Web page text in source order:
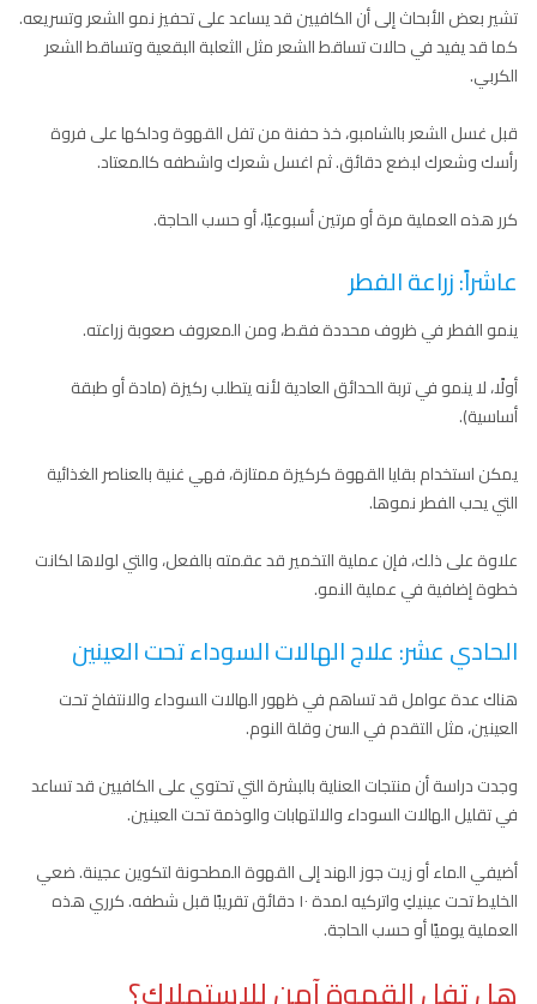
تشير بعض الأبحاث إلى أن الكافيين قد يساعد على تحفيز نمو الشعر وتسريعه.
كما قد يفيد في حالات تساقط الشعر مثل الثعلبة البقعية وتساقط الشعر
الكربي.
قبل غسل الشعر بالشامبو، خذ حفنة من تفل القهوة ودلكها على فروة
رأسك وشعرك لبضع دقائق. ثم اغسل شعرك واشطفه كالمعتاد.
كرر هذه العملية مرة أو مرتين أسبوعيًا، أو حسب الحاجة.
عاشراً: زراعة الفطر
ينمو الفطر في ظروف محددة فقط، ومن المعروف صعوبة زراعته.
أولًا، لا ينمو في تربة الحدائق العادية لأنه يتطلب ركيزة (مادة أو طبقة
أساسية).
يمكن استخدام بقايا القهوة كركيزة ممتازة، فهي غنية بالعناصر الغذائية
التي يحب الفطر نموها.
علاوة على ذلك، فإن عملية التخمير قد عقمته بالفعل، والتي لولاها لكانت
خطوة إضافية في عملية النمو.
الحادي عشر: علاج الهالات السوداء تحت العينين
هناك عدة عوامل قد تساهم في ظهور الهالات السوداء والانتفاخ تحت
العينين، مثل التقدم في السن وقلة النوم.
وجدت دراسة أن منتجات العناية بالبشرة التي تحتوي على الكافيين قد تساعد
في تقليل الهالات السوداء والالتهابات والوذمة تحت العينين.
أضيفي الماء أو زيت جوز الهند إلى القهوة المطحونة لتكوين عجينة. ضعي
الخليط تحت عينيكِ واتركيه لمدة ١٠ دقائق تقريبًا قبل شطفه. كرري هذه
العملية يوميًا أو حسب الحاجة.